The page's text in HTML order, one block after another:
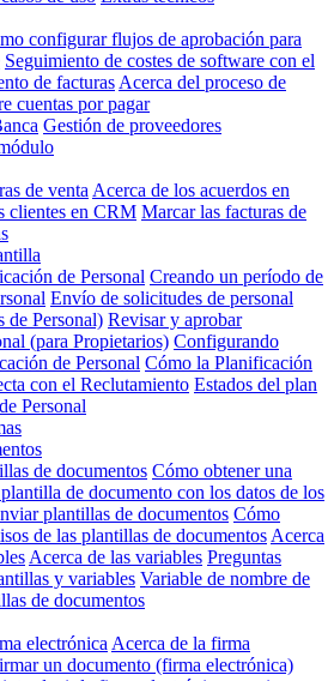
configurar flujos de aprobación para
Seguimiento de costes de software con el
de facturas Acerca del proceso de
cuentas por pagar
Gestión de proveedores
de venta Acerca de los acuerdos en
clientes en CRM Marcar las facturas de
de Personal Creando un período de
Envío de solicitudes de personal
de Personal) Revisar y aprobar
(para Propietarios) Configurando
de Personal Cómo la Planificación
con el Reclutamiento Estados del plan
Personal
de documentos Cómo obtener una
de documento con los datos de los
plantillas de documentos Cómo
de las plantillas de documentos Acerca
Acerca de las variables Preguntas
y variables Variable de nombre de
de documentos
electrónica Acerca de la firma
un documento (firma electrónica)